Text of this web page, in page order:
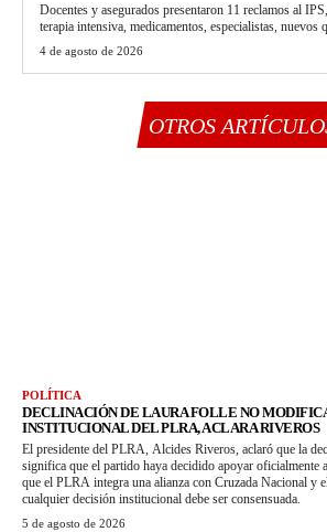
Docentes y asegurados presentaron 11 reclamos al
terapia intensiva, medicamentos, especialistas, nuevos
4 de agosto de 2026
OTROS
POLÍTICA
DECLINACIÓN DE LAURA FOLLE NO
INSTITUCIONAL DEL PLRA, ACLARA RIVEROS
El presidente del PLRA, Alcides Riveros, aclaró que la
significa que el partido haya decidido apoyar
que el PLRA integra una alianza con Cruzada Nacional y
cualquier decisión institucional debe ser consensuada.
5 de agosto de 2026